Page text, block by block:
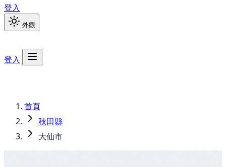
登入
外觀
登入
首頁
秋田縣
大仙市